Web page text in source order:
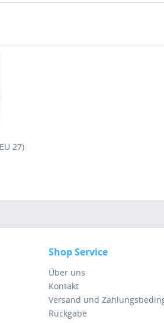
27)
Shop Service
Über uns
Kontakt
Versand und
Rückgabe